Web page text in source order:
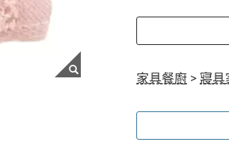
家具餐廚 > 寢具